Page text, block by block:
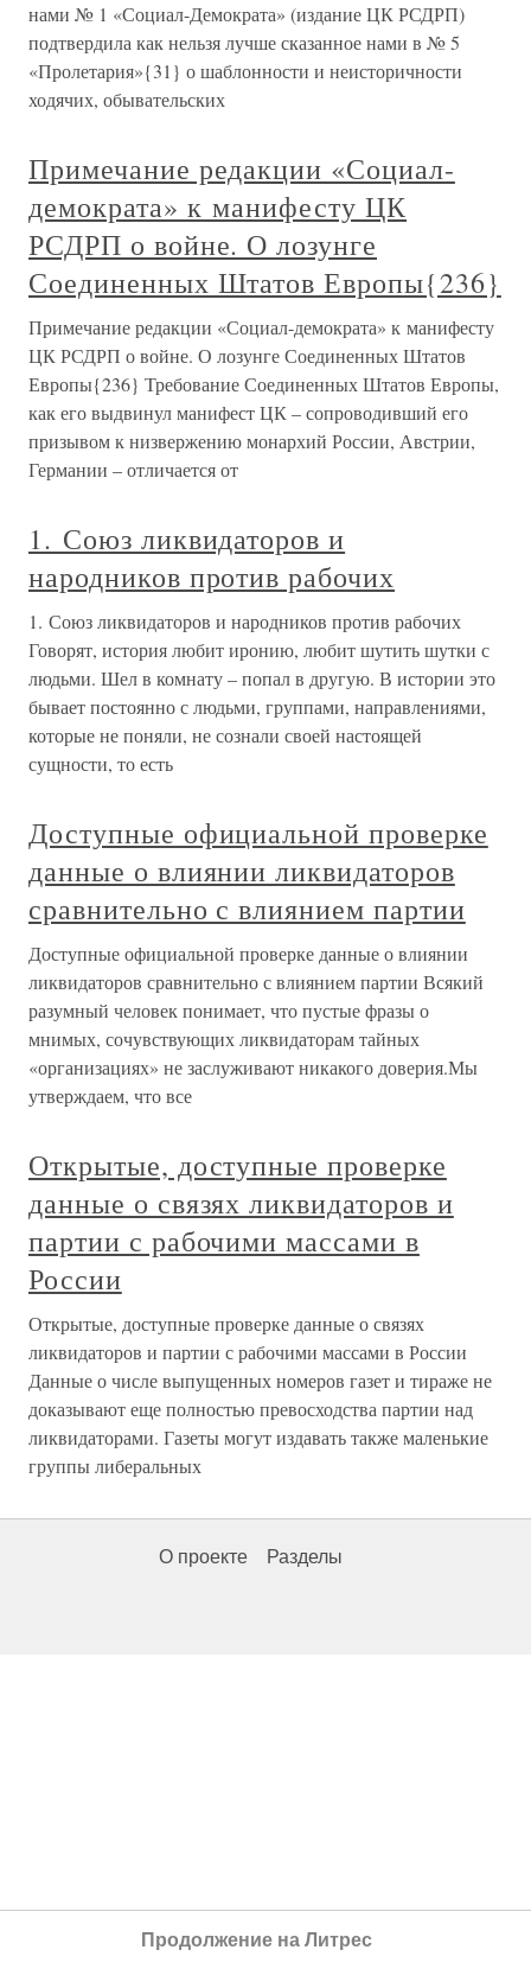
нами № 1 «Социал-Демократа» (издание ЦК РСДРП)
подтвердила как нельзя лучше сказанное нами в № 5
«Пролетария»{31} о шаблонности и неисторичности
ходячих, обывательских
Примечание редакции «Социал-
демократа» к манифесту ЦК
РСДРП о войне. О лозунге
Соединенных Штатов Европы{236}
Примечание редакции «Социал-демократа» к манифесту
ЦК РСДРП о войне. О лозунге Соединенных Штатов
Европы{236} Требование Соединенных Штатов Европы,
как его выдвинул манифест ЦК – сопроводивший его
призывом к низвержению монархий России, Австрии,
Германии – отличается от
1. Союз ликвидаторов и
народников против рабочих
1. Союз ликвидаторов и народников против рабочих
Говорят, история любит иронию, любит шутить шутки с
людьми. Шел в комнату – попал в другую. В истории это
бывает постоянно с людьми, группами, направлениями,
которые не поняли, не сознали своей настоящей
сущности, то есть
Доступные официальной проверке
данные о влиянии ликвидаторов
сравнительно с влиянием партии
Доступные официальной проверке данные о влиянии
ликвидаторов сравнительно с влиянием партии Всякий
разумный человек понимает, что пустые фразы о
мнимых, сочувствующих ликвидаторам тайных
«организациях» не заслуживают никакого доверия.Мы
утверждаем, что все
Открытые, доступные проверке
данные о связях ликвидаторов и
партии с рабочими массами в
России
Открытые, доступные проверке данные о связях
ликвидаторов и партии с рабочими массами в России
Данные о числе выпущенных номеров газет и тираже не
доказывают еще полностью превосходства партии над
ликвидаторами. Газеты могут издавать также маленькие
группы либеральных
О проекте Разделы
Продолжение на Литрес